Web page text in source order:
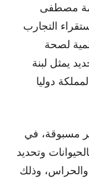
مصطفى
التجارب
لصحة
يمثل لبنة
دوليا
مسبوقة، في
وتحديد
والحراس، وذلك